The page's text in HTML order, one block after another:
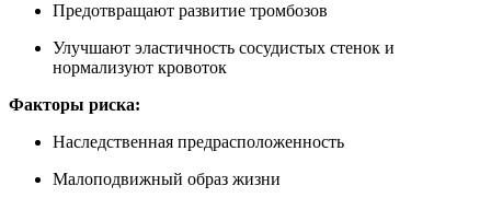
Предотвращают развитие тромбозов
Улучшают эластичность сосудистых стенок и
нормализуют кровоток
Факторы риска:
Наследственная предрасположенность
Малоподвижный образ жизни